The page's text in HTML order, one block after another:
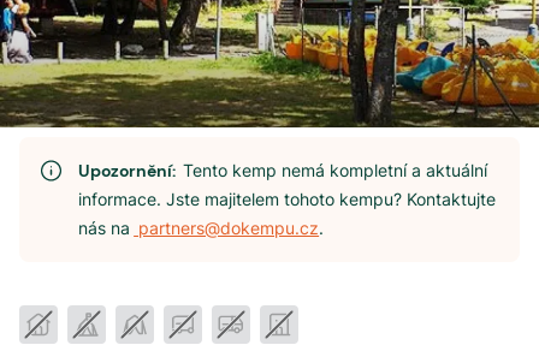
Upozornění:Tento kemp nemá kompletní a aktuální
informace. Jste majitelem tohoto kempu? Kontaktujte
nás na partners@dokempu.cz.